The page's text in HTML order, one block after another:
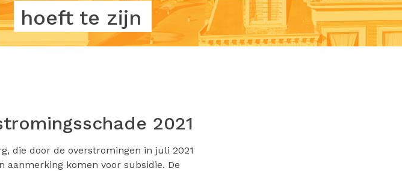
hoeft te zijn
2021
die door de overstromingen in juli 2021
aanmerking komen voor subsidie. De